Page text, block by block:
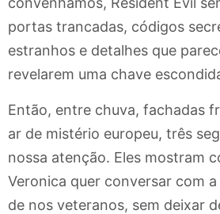
portas trancadas, códigos
estranhos e detalhes que
revelarem uma chave
Então, entre chuva, fachadas
ar de mistério europeu, três
nossa atenção. Eles mostram
Veronica quer conversar com
de nos veteranos, sem deixar